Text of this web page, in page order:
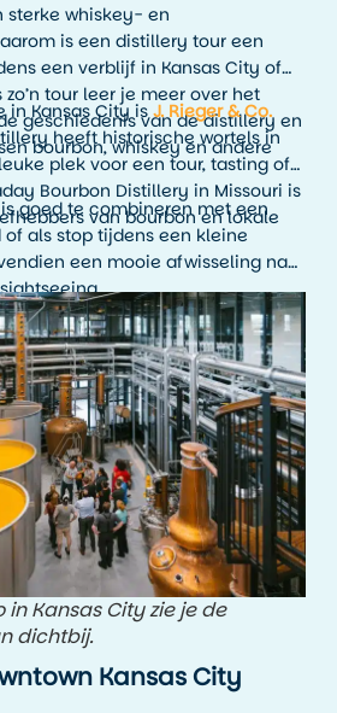
sterke whiskey- en
is een distillery tour een
een verblijf in Kansas City of
tour leer je meer over het
geschiedenis van de distillery en
bourbon, whiskey en andere
in Kansas City isJ. Rieger & Co.
heeft historische wortels in
plek voor een tour, tasting of
Bourbon Distillery in Missouri is
van bourbon en lokale
goed te combineren met een
als stop tijdens een kleine
een mooie afwisseling na
in Kansas City zie je de
dichtbij.
Kansas City